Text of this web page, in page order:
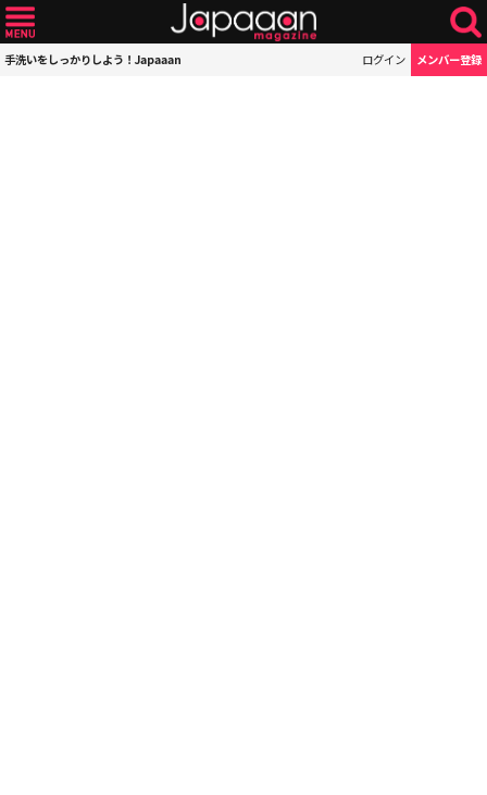
手洗いをしっかりしよう！Japaaan ログイン メンバー登録